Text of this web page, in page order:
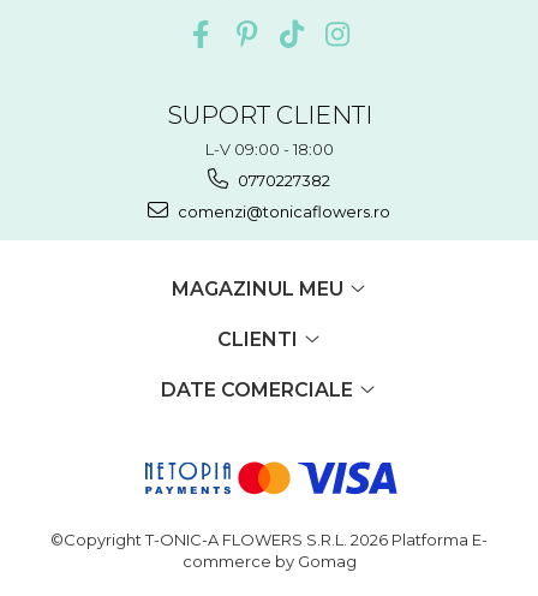
SUPORT CLIENTI
L-V 09:00 - 18:00
0770227382
comenzi@tonicaflowers.ro
MAGAZINUL MEU
CLIENTI
DATE COMERCIALE
©Copyright T-ONIC-A FLOWERS S.R.L. 2026 Platforma E-
commerce by Gomag